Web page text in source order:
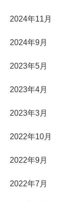
2024年11月
2024年9月
2023年5月
2023年4月
2023年3月
2022年10月
2022年9月
2022年7月